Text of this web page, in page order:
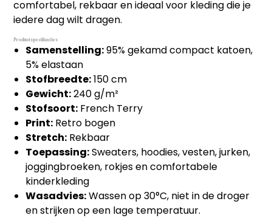
comfortabel, rekbaar en ideaal voor kleding die je
iedere dag wilt dragen.
Productspecificaties
Samenstelling:95% gekamd compact katoen,
5% elastaan
Stofbreedte:150 cm
Gewicht:240 g/m²
Stofsoort: French Terry
Print: Retro bogen
Stretch: Rekbaar
Toepassing:Sweaters, hoodies, vesten, jurken,
joggingbroeken, rokjes en comfortabele
kinderkleding
Wasadvies:Wassen op 30°C, niet in de droger
en strijken op een lage temperatuur.